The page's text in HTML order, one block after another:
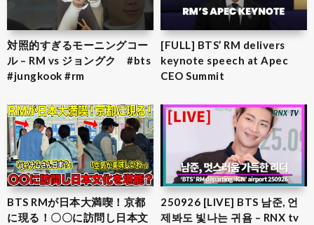
対照的すぎるモーニングコー
ル – RM vs ジョングク #bts
#jungkook #rm
[FULL] BTS’ RM delivers
keynote speech at Apec
CEO Summit
BTS RMが日本大満喫！京都
に現る！〇〇に訪問し日本文
250926 [LIVE] BTS 남준, 언
제봐도 빛나는 귀욤 – RNX tv